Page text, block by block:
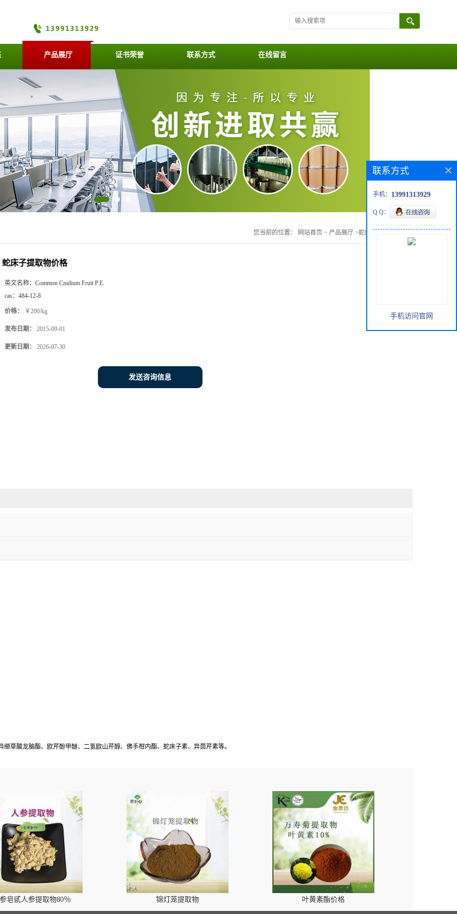
产品展厅 证书荣誉 联系方式 在线留言
您当前的位置： 网站首页 > 产品展厅 >蛇床子提取物价格
蛇床子提取物价格
英文名称： Common Cnidium Fruit P.E.
cas： 484-12-8
价格： ￥200/kg
发布日期： 2015-09-01
更新日期： 2026-07-30
发送咨询信息
草酸龙脑酯、欧芹酚甲醚、二氢欧山芹醇、佛手柑内酯、蛇床子素、异茴芹素等。
皂甙人参提取物80％ 锦灯笼提取物 叶黄素酯价格
联系方式
手机： 13991313929
Q Q：
手机访问官网